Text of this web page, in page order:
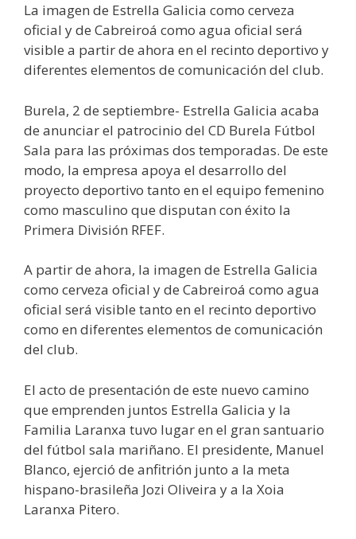
La imagen de Estrella Galicia como cerveza
oficial y de Cabreiroá como agua oficial será
visible a partir de ahora en el recinto deportivo y
diferentes elementos de comunicación del club.
Burela, 2 de septiembre- Estrella Galicia acaba
de anunciar el patrocinio del CD Burela Fútbol
Sala para las próximas dos temporadas. De este
modo, la empresa apoya el desarrollo del
proyecto deportivo tanto en el equipo femenino
como masculino que disputan con éxito la
Primera División RFEF.
A partir de ahora, la imagen de Estrella Galicia
como cerveza oficial y de Cabreiroá como agua
oficial será visible tanto en el recinto deportivo
como en diferentes elementos de comunicación
del club.
El acto de presentación de este nuevo camino
que emprenden juntos Estrella Galicia y la
Familia Laranxa tuvo lugar en el gran santuario
del fútbol sala mariñano. El presidente, Manuel
Blanco, ejerció de anfitrión junto a la meta
hispano-brasileña Jozi Oliveira y a la Xoia
Laranxa Pitero.